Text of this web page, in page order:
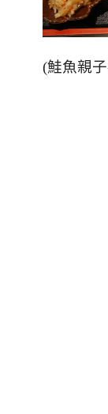
(鮭魚親